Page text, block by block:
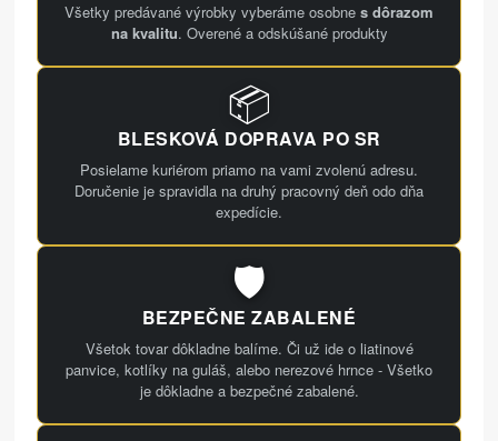
Všetky predávané výrobky vyberáme osobne s dôrazom
na kvalitu. Overené a odskúšané produkty
📦
BLESKOVÁ DOPRAVA PO SR
Posielame kuriérom priamo na vami zvolenú adresu.
Doručenie je spravidla na druhý pracovný deň odo dňa
expedície.
🛡️
BEZPEČNE ZABALENÉ
Všetok tovar dôkladne balíme. Či už ide o liatinové
panvice, kotlíky na guláš, alebo nerezové hrnce - Všetko
je dôkladne a bezpečné zabalené.